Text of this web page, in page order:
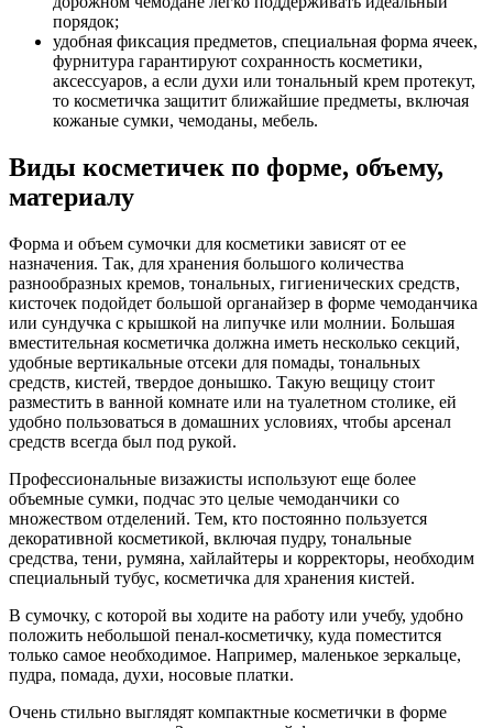
порядок;
удобная фиксация предметов, специальная форма ячеек,
фурнитура гарантируют сохранность косметики,
аксессуаров, а если духи или тональный крем протекут,
то косметичка защитит ближайшие предметы, включая
кожаные сумки, чемоданы, мебель.
Виды косметичек по форме, объему,
материалу
Форма и объем сумочки для косметики зависят от ее
назначения. Так, для хранения большого количества
разнообразных кремов, тональных, гигиенических средств,
кисточек подойдет большой органайзер в форме чемоданчика
или сундучка с крышкой на липучке или молнии. Большая
вместительная косметичка должна иметь несколько секций,
удобные вертикальные отсеки для помады, тональных
средств, кистей, твердое донышко. Такую вещицу стоит
разместить в ванной комнате или на туалетном столике, ей
удобно пользоваться в домашних условиях, чтобы арсенал
средств всегда был под рукой.
Профессиональные визажисты используют еще более
объемные сумки, подчас это целые чемоданчики со
множеством отделений. Тем, кто постоянно пользуется
декоративной косметикой, включая пудру, тональные
средства, тени, румяна, хайлайтеры и корректоры, необходим
специальный тубус, косметичка для хранения кистей.
В сумочку, с которой вы ходите на работу или учебу, удобно
положить небольшой пенал-косметичку, куда поместится
только самое необходимое. Например, маленькое зеркальце,
пудра, помада, духи, носовые платки.
Очень стильно выглядят компактные косметички в форме